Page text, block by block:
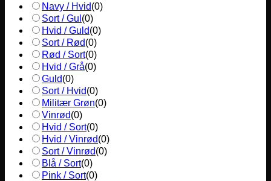
Navy / Hvid(0)
Sort / Gul (0)
Hvid / Guld(0)
Sort / Rød(0)
Rød / Sort(0)
Hvid / Grå(0)
Guld(0)
Sort / Hvid(0)
Militær Grøn(0)
Vinrød(0)
Hvid / Sort(0)
Hvid / Vinrød(0)
Sort / Vinrød(0)
Blå / Sort(0)
Pink / Sort(0)